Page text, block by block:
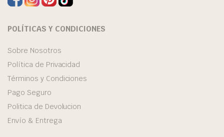
POLÍTICAS Y CONDICIONES
Sobre Nosotros
Política de Privacidad
Términos y Condiciones
Pago Seguro
Politica de Devolucion
Envío & Entrega